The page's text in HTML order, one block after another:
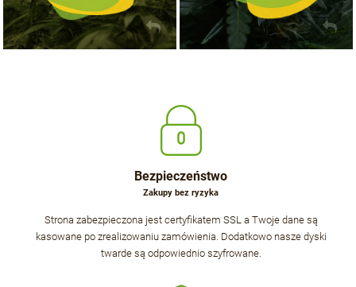
Bezpieczeństwo
Zakupy bez ryzyka
Strona zabezpieczona jest certyfikatem SSL a Twoje dane są
kasowane po zrealizowaniu zamówienia. Dodatkowo nasze dyski
twarde są odpowiednio szyfrowane.